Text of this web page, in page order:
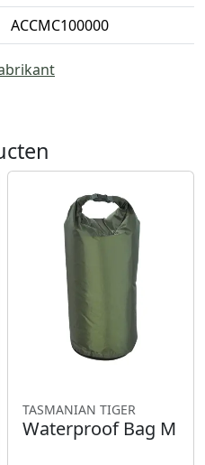
ACCMC100000
TASMANIAN TIGER
Waterproof Bag M